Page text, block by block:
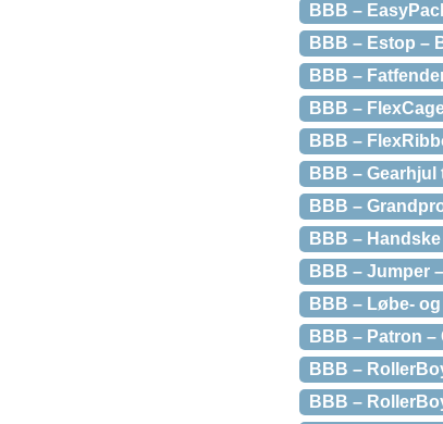
BBB –
BBB – Estop –
BBB –
BBB –
BBB –
BBB – Gearhjul
BBB –
BBB –
BBB – Jumper
BBB – Løbe-
BBB – Patron
BBB –
BBB –